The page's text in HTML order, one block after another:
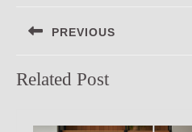
pos
PREVIOUS
post:
Related Post